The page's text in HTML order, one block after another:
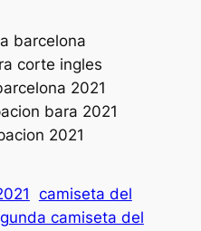
camiseta del
camiseta del